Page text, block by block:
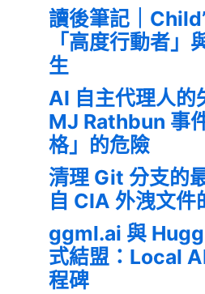
讀後筆記｜
「高度行動者」
生
AI 自主代理人的
MJ Rathbun 事
格」的危險
清理 Git 分支的
自 CIA 外洩文件
ggml.ai 與
式結盟：Local
程碑